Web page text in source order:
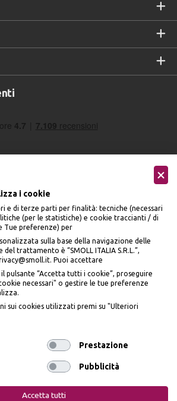
di PiùMe s.r.l. con sede legale in via
Policy Cookie Policy
i cookie
e di terze parti per finalità: tecniche (necessari
(per le statistiche) e cookie traccianti / di
Tue preferenze) per
sulla base della navigazione delle
trattamento è “SMOLL ITALIA S.R.L.”,
Puoi accettare
pulsante “Accetta tutti i cookie”, proseguire
necessari" o gestire le tue preferenze
sui cookies utilizzati premi su "Ulteriori
Prestazione
Pubblicità
Accetta tutti
DA
mio consenso a ricevere email
revocare il consenso